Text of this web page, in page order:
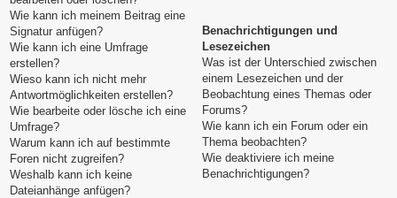
Wie kann ich meinem Beitrag eine
Signatur anfügen?
Wie kann ich eine Umfrage
erstellen?
Wieso kann ich nicht mehr
Antwortmöglichkeiten erstellen?
Wie bearbeite oder lösche ich eine
Umfrage?
Warum kann ich auf bestimmte
Foren nicht zugreifen?
Weshalb kann ich keine
Dateianhänge anfügen?
Benachrichtigungen und
Lesezeichen
Was ist der Unterschied zwischen
einem Lesezeichen und der
Beobachtung eines Themas oder
Forums?
Wie kann ich ein Forum oder ein
Thema beobachten?
Wie deaktiviere ich meine
Benachrichtigungen?